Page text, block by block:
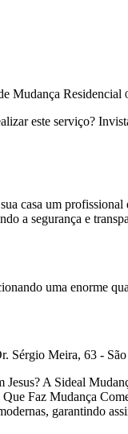
este serviço?
casa um
a segurança e
uma enorme
Sérgio Meira, 63 -
A Sideal
Faz Mudança
garantindo